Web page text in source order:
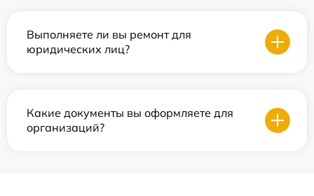
Выполняете ли вы ремонт для
юридических лиц?
Какие документы вы оформляете для
организаций?